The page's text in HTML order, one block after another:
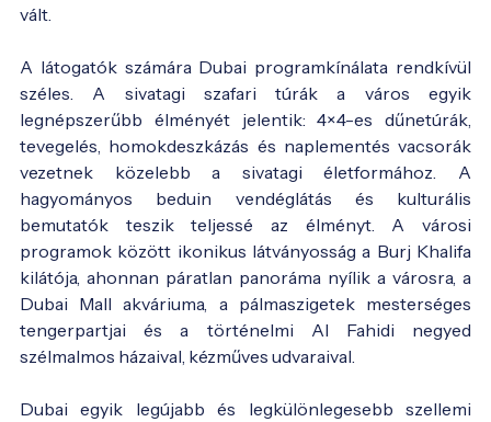
vált.
A látogatók számára Dubai programkínálata rendkívül
széles. A sivatagi szafari túrák a város egyik
legnépszerűbb élményét jelentik: 4×4-es dűnetúrák,
tevegelés, homokdeszkázás és naplementés vacsorák
vezetnek közelebb a sivatagi életformához. A
hagyományos beduin vendéglátás és kulturális
bemutatók teszik teljessé az élményt. A városi
programok között ikonikus látványosság a Burj Khalifa
kilátója, ahonnan páratlan panoráma nyílik a városra, a
Dubai Mall akváriuma, a pálmaszigetek mesterséges
tengerpartjai és a történelmi Al Fahidi negyed
szélmalmos házaival, kézműves udvaraival.
Dubai egyik legújabb és legkülönlegesebb szellemi